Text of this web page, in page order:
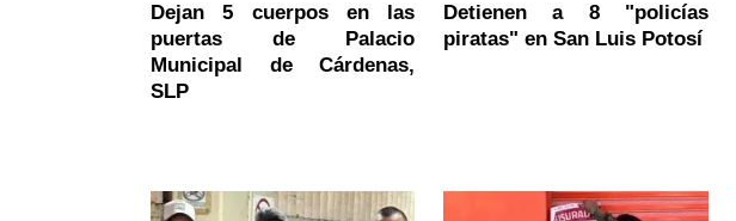
Dejan 5 cuerpos en las
puertas de Palacio
Municipal de Cárdenas,
SLP
Detienen a 8 "policías
piratas" en San Luis Potosí